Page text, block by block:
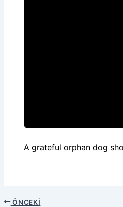
A grateful orphan dog
ÖNCEKI